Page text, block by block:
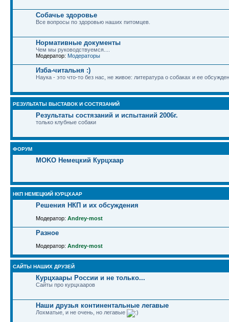
Собачье здоровье
Все вопросы по здоровью наших питомцев.
Нормативные документы
Чем мы руководствуемся....
Модератор: Модераторы
Изба-читальня :)
Наука - это что-то без нас, не живое: литература о собаках и ее
РЕЗУЛЬТАТЫ ВЫСТАВОК И СОСТЯЗАНИЙ
Результаты состязаний и испытаний 2006г.
только клубные собаки
ФОРУМ
MOKO Немецкий Курцхаар
НКП НЕМЕЦКИЙ КУРЦХААР
Решения НКП и их обсуждения
Модератор: Andrey-most
Разное
Модератор: Andrey-most
САЙТЫ НАШИХ ДРУЗЕЙ
Курцхаары России и не только...
Сайты про курцхааров
Наши друзья континентальные легавые
Лохматые, и не очень, но легавые